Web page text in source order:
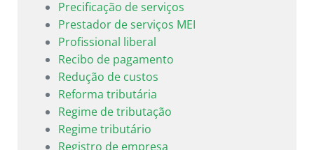
Precificação de serviços
Prestador de serviços MEI
Profissional liberal
Recibo de pagamento
Redução de custos
Reforma tributária
Regime de tributação
Regime tributário
Registro de empresa